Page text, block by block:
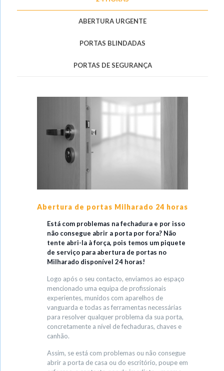
ABERTURA URGENTE
PORTAS BLINDADAS
PORTAS DE SEGURANÇA
Abertura de portas Milharado 24 horas
Está com problemas na fechadura e por isso
não consegue abrir a porta por fora? Não
tente abri-la à força, pois temos um piquete
de serviço para abertura de portas no
Milharado disponível 24 horas!
Logo após o seu contacto, enviamos ao espaço
mencionado uma equipa de profissionais
experientes, munidos com aparelhos de
vanguarda e todas as ferramentas necessárias
para resolver qualquer problema da sua porta,
concretamente a nível de fechaduras, chaves e
canhão.
Assim, se está com problemas ou não consegue
abrir a porta de casa ou do escritório, poupe em